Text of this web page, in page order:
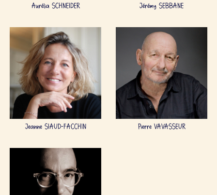
Aurélia SCHNEIDER Jérémy SEBBANE
Jeanne SIAUD-FACCHIN Pierre VAVASSEUR